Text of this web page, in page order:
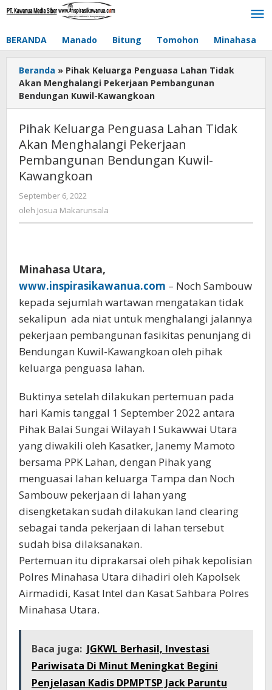
Lewati
BERANDA Manado Bitung Tomohon Minahasa
Beranda » Pihak Keluarga Penguasa Lahan Tidak
Akan Menghalangi Pekerjaan Pembangunan
Bendungan Kuwil-Kawangkoan
Pihak Keluarga Penguasa Lahan Tidak
Akan Menghalangi Pekerjaan
Pembangunan Bendungan Kuwil-
Kawangkoan
September 6, 2022
Josua
oleh Josua Makarunsala
Minahasa Utara,
www.inspirasikawanua.com – Noch Sambouw
kepada sejumlah wartawan mengatakan tidak
sekalipun ada niat untuk menghalangi jalannya
pekerjaan pembangunan fasikitas penunjang di
Bendungan Kuwil-Kawangkoan oleh pihak
keluarga penguasa lahan.
Buktinya setelah dilakukan pertemuan pada
hari Kamis tanggal 1 September 2022 antara
Pihak Balai Sungai Wilayah I Sukawwai Utara
yang diwakili oleh Kasatker, Janemy Mamoto
bersama PPK Lahan, dengan Pihak yang
menguasai lahan keluarga Tampa dan Noch
Sambouw pekerjaan di lahan yang
disengketakan sudah dilakukan land clearing
sebagai tanda pekerjaan di lahan tersebut
sudah bisa dilaksanakan.
Pertemuan itu diprakarsai oleh pihak kepolisian
Polres Minahasa Utara dihadiri oleh Kapolsek
Airmadidi, Kasat Intel dan Kasat Sahbara Polres
Minahasa Utara.
Baca juga: JGKWL Berhasil, Investasi
Pariwisata Di Minut Meningkat Begini
Penjelasan Kadis DPMPTSP Jack Paruntu